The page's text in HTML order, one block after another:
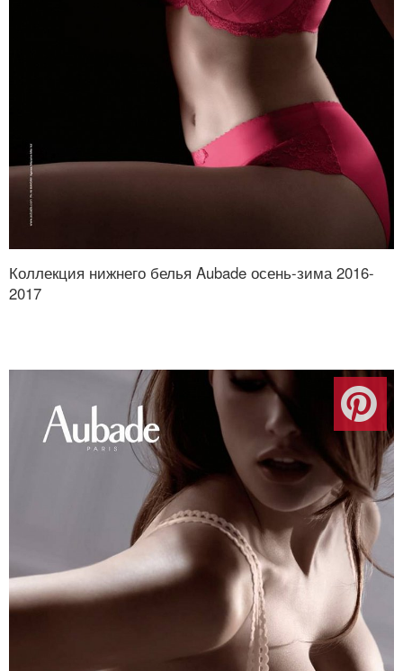
Коллекция нижнего белья Aubade осень-зима 2016-
2017